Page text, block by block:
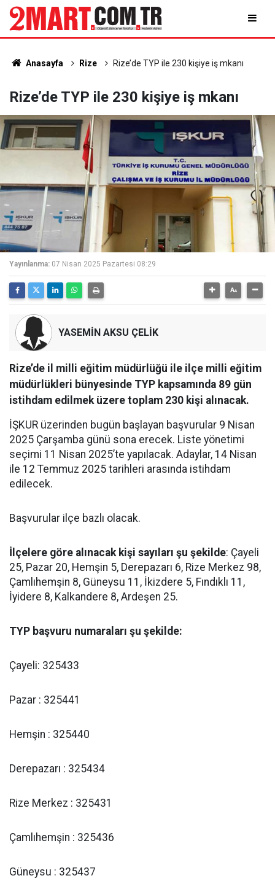
Anasayfa Rize Rize’de TYP ile 230 kişiye iş mkanı
Rize’de TYP ile 230 kişiye iş mkanı
Yayınlanma: 07 Nisan 2025 Pazartesi 08:29
YASEMİN AKSU ÇELİK
Rize’de il milli eğitim müdürlüğü ile ilçe milli eğitim
müdürlükleri bünyesinde TYP kapsamında 89 gün
istihdam edilmek üzere toplam 230 kişi alınacak.
İŞKUR üzerinden bugün başlayan başvurular 9 Nisan
2025 Çarşamba günü sona erecek. Liste yönetimi
seçimi 11 Nisan 2025’te yapılacak. Adaylar, 14 Nisan
ile 12 Temmuz 2025 tarihleri arasında istihdam
edilecek.
Başvurular ilçe bazlı olacak.
İlçelere göre alınacak kişi sayıları şu şekilde: Çayeli
25, Pazar 20, Hemşin 5, Derepazarı 6, Rize Merkez 98,
Çamlıhemşin 8, Güneysu 11, İkizdere 5, Fındıklı 11,
İyidere 8, Kalkandere 8, Ardeşen 25.
TYP başvuru numaraları şu şekilde:
Çayeli: 325433
Pazar : 325441
Hemşin : 325440
Derepazarı : 325434
Rize Merkez : 325431
Çamlıhemşin : 325436
Güneysu : 325437